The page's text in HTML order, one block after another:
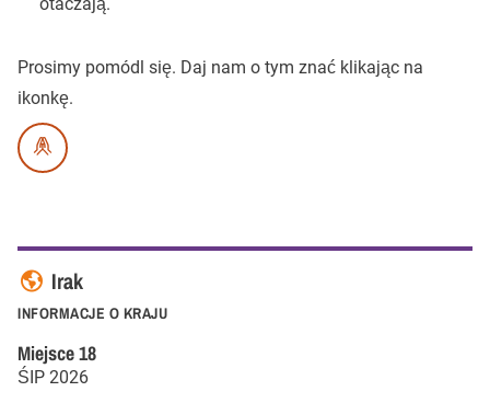
Prosimy pomódl się. Daj nam o tym znać klikając na
ikonkę.
INFORMACJE O KRAJU
Irak
Miejsce18
ŚIP 2026